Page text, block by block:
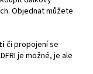
Objednat můžete
či propojení se
je možné, je ale